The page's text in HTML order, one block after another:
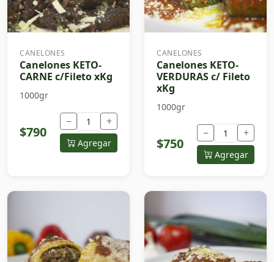
CANELONES
Canelones KETO-
CARNE c/Fileto xKg
1000gr
$790
− +
Agregar
CANELONES
Canelones KETO-
VERDURAS c/ Fileto
xKg
1000gr
$750
− +
Agregar